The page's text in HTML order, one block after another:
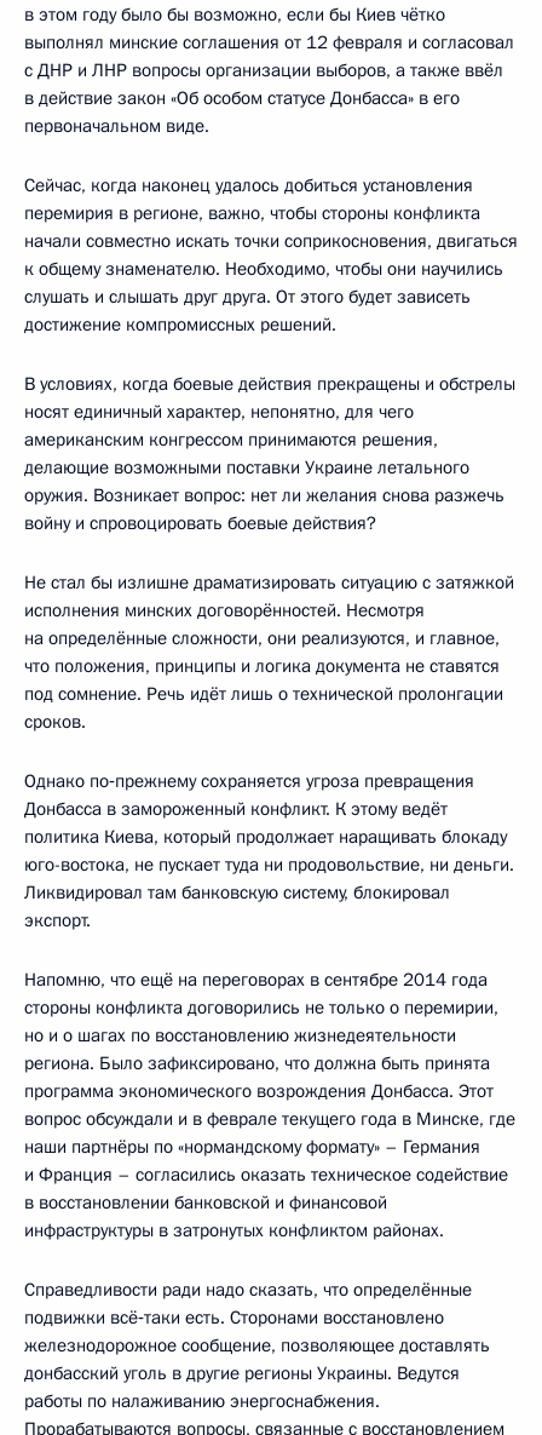
в этом году было бы возможно, если бы Киев чётко
выполнял минские соглашения от 12 февраля и согласовал
с ДНР и ЛНР вопросы организации выборов, а также ввёл
в действие закон «Об особом статусе Донбасса» в его
первоначальном виде.
Сейчас, когда наконец удалось добиться установления
перемирия в регионе, важно, чтобы стороны конфликта
начали совместно искать точки соприкосновения, двигаться
к общему знаменателю. Необходимо, чтобы они научились
слушать и слышать друг друга. От этого будет зависеть
достижение компромиссных решений.
В условиях, когда боевые действия прекращены и обстрелы
носят единичный характер, непонятно, для чего
американским конгрессом принимаются решения,
делающие возможными поставки Украине летального
оружия. Возникает вопрос: нет ли желания снова разжечь
войну и спровоцировать боевые действия?
Не стал бы излишне драматизировать ситуацию с затяжкой
исполнения минских договорённостей. Несмотря
на определённые сложности, они реализуются, и главное,
что положения, принципы и логика документа не ставятся
под сомнение. Речь идёт лишь о технической пролонгации
сроков.
Однако по‑прежнему сохраняется угроза превращения
Донбасса в замороженный конфликт. К этому ведёт
политика Киева, который продолжает наращивать блокаду
юго-востока, не пускает туда ни продовольствие, ни деньги.
Ликвидировал там банковскую систему, блокировал
экспорт.
Напомню, что ещё на переговорах в сентябре 2014 года
стороны конфликта договорились не только о перемирии,
но и о шагах по восстановлению жизнедеятельности
региона. Было зафиксировано, что должна быть принята
программа экономического возрождения Донбасса. Этот
вопрос обсуждали и в феврале текущего года в Минске, где
наши партнёры по «нормандскому формату» – Германия
и Франция – согласились оказать техническое содействие
в восстановлении банковской и финансовой
инфраструктуры в затронутых конфликтом районах.
Справедливости ради надо сказать, что определённые
подвижки всё‑таки есть. Сторонами восстановлено
железнодорожное сообщение, позволяющее доставлять
донбасский уголь в другие регионы Украины. Ведутся
работы по налаживанию энергоснабжения.
Прорабатываются вопросы, связанные с восстановлением